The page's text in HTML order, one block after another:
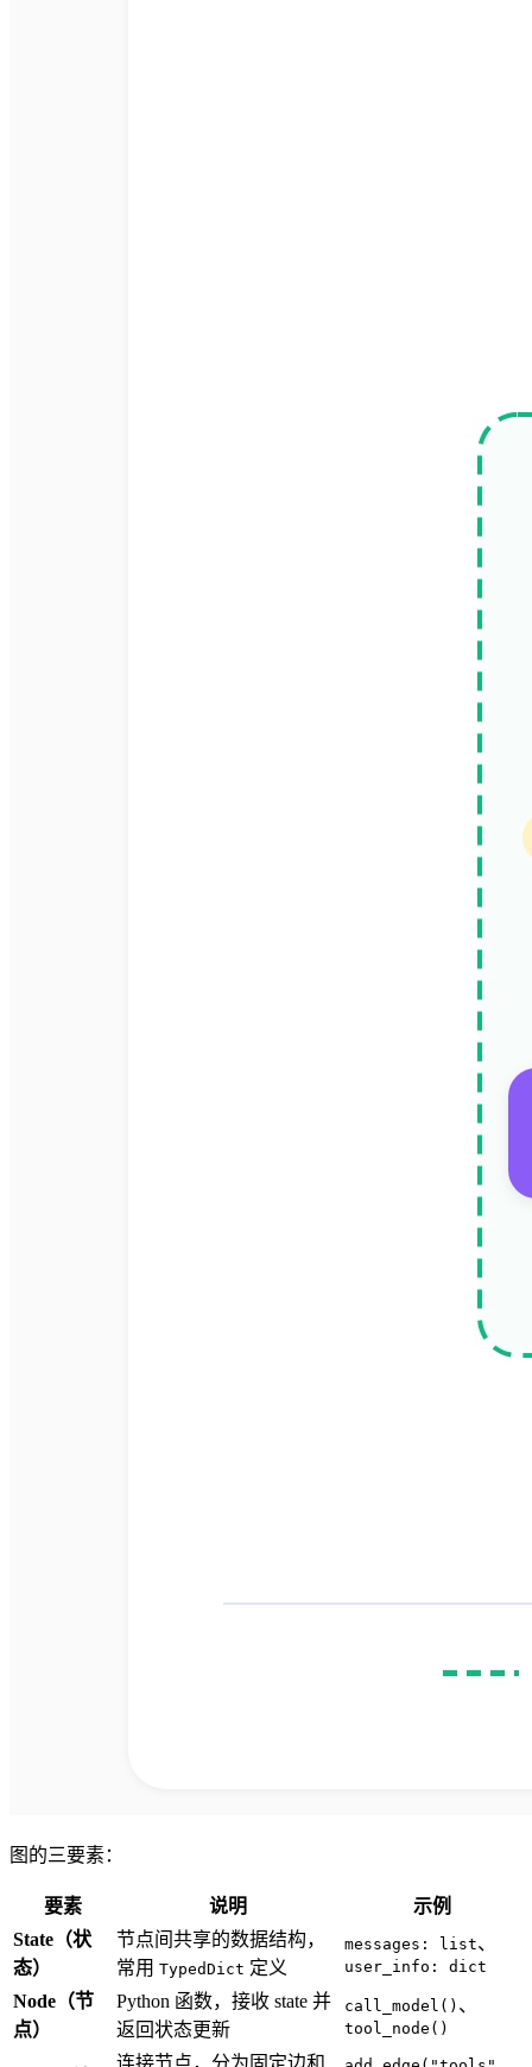
图的三要素：
要素 说明
示例
State（状
态）
节点间共享的数据结构，
常用 TypedDict 定义
messages: list、
user_info: dict
Node（节
点）
Python 函数，接收 state 并
返回状态更新
call_model() 、
tool_node()